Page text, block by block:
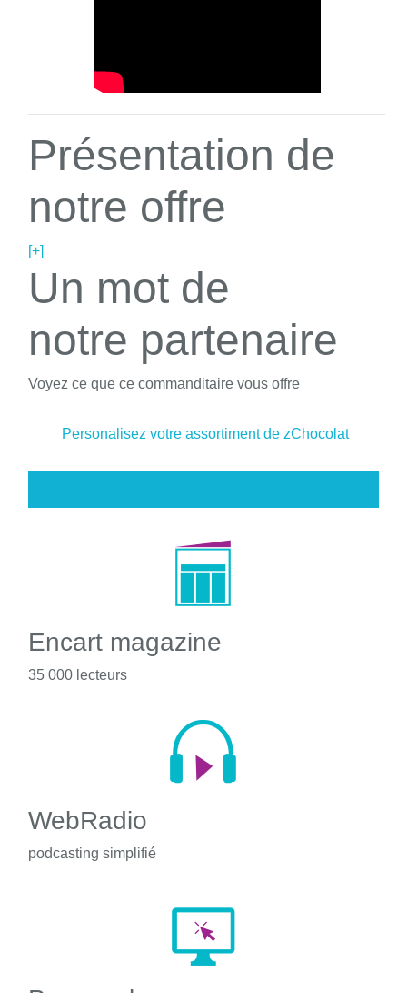
Présentation de
notre offre
[+]
Un mot de
notre partenaire
Voyez ce que ce commanditaire vous offre
Personalisez votre assortiment de zChocolat
Encart magazine
35 000 lecteurs
WebRadio
podcasting simplifié